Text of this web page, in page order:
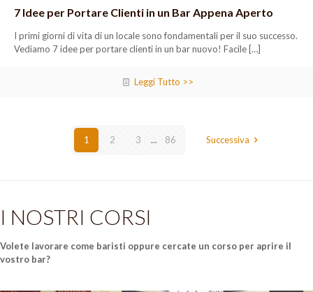
7 Idee per Portare Clienti in un Bar Appena Aperto
I primi giorni di vita di un locale sono fondamentali per il suo successo.
Vediamo 7 idee per portare clienti in un bar nuovo! Facile […]
Leggi Tutto >>
1 2 3 ... 86 Successiva
I NOSTRI CORSI
Volete lavorare come baristi oppure cercate un corso per aprire il
vostro bar?